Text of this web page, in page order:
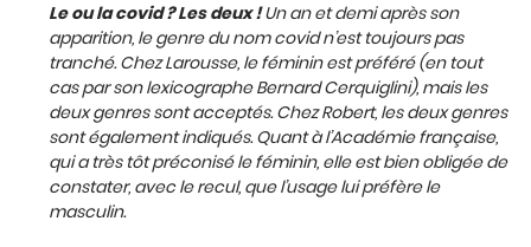
Le ou la covid ? Les deux !Un an et demi après son
apparition, le genre du nomcovidn’est toujours pas
tranché. Chez Larousse, le féminin est préféré (en tout
cas par son lexicographe Bernard Cerquiglini), mais les
deux genres sont acceptés. ChezRobert, les deux genres
sont également indiqués. Quant à l’Académie française,
qui a très tôt préconisé le féminin, elle est bien obligée de
constater, avec le recul, que l’usage lui préfère le
masculin.